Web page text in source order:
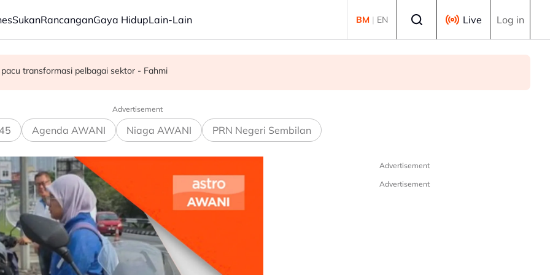
SukanRancanganGaya HidupLain-Lain BM | EN Live Log in
transformasi pelbagai sektor - Fahmi
semusim
Advertisement
Agenda AWANI Niaga AWANI PRN Negeri Sembilan
Advertisement
Advertisement